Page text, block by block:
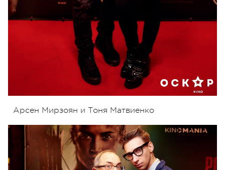
Арсен Мирзоян и Тоня Матвиенко